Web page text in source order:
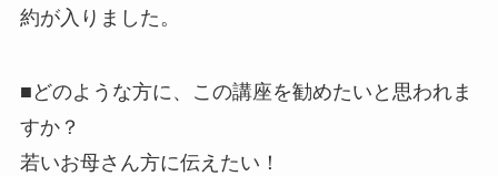
約が入 りました。
■どのような方に、この講座を勧めたいと思われま
すか？
若いお母さん方に伝えたい！